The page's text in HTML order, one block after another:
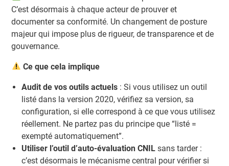
C’est désormais à chaque acteur de prouver et
documenter sa conformité. Un changement de posture
majeur qui impose plus de rigueur, de transparence et de
gouvernance.
Ce que cela implique
Audit de vos outils actuels : Si vous utilisez un outil
listé dans la version 2020, vérifiez sa version, sa
configuration, si elle correspond à ce que vous utilisez
réellement. Ne partez pas du principe que “listé =
exempté automatiquement”.
Utiliser l’outil d’auto-évaluation CNIL sans tarder :
c’est désormais le mécanisme central pour vérifier si